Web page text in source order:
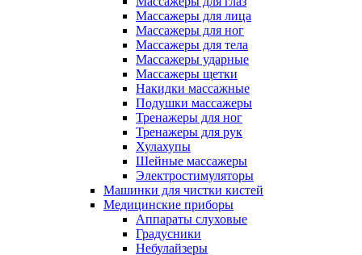
Массажеры для лица
Массажеры для ног
Массажеры для тела
Массажеры ударные
Массажеры щетки
Накидки массажные
Подушки массажеры
Тренажеры для ног
Тренажеры для рук
Хулахупы
Шейные массажеры
Электростимуляторы
Машинки для чистки кистей
Медицинские приборы
Аппараты слуховые
Градусники
Небулайзеры